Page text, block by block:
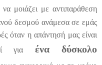
μοιάζει με αντιπαράθεση
δεσμού ανάμεσα σε εμάς
όταν η απάντησή μας είναι
για ένα δύσκολο